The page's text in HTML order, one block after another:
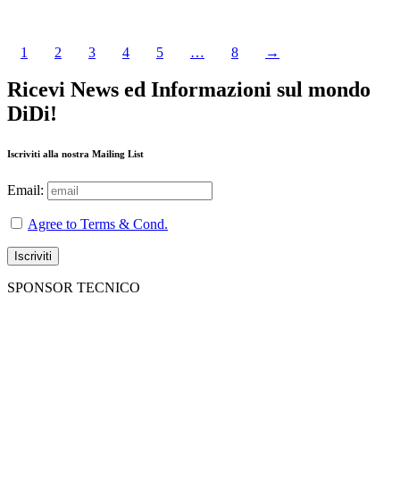
1 2 3 4 5 … 8 →
Ricevi News ed Informazioni sul mondo
DiDi!
Iscriviti alla nostra Mailing List
Email:
Agree to Terms & Cond.
SPONSOR TECNICO